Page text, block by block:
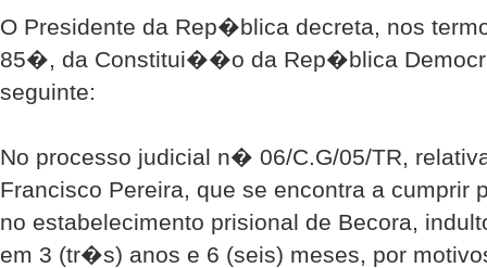
O Presidente da Rep�blica decreta, nos
85�, da Constitui��o da Rep�blica
seguinte:
No processo judicial n� 06/C.G/05/TR,
Francisco Pereira, que se encontra a
no estabelecimento prisional de Becora,
em 3 (tr�s) anos e 6 (seis) meses, por